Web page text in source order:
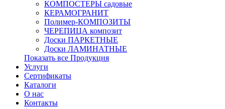
КОМПОСТЕРЫ садовые
КЕРАМОГРАНИТ
Полимер-КОМПОЗИТЫ
ЧЕРЕПИЦА композит
Доски ПАРКЕТНЫЕ
Доски ЛАМИНАТНЫЕ
Показать все Продукция
Услуги
Сертификаты
Каталоги
О нас
Контакты